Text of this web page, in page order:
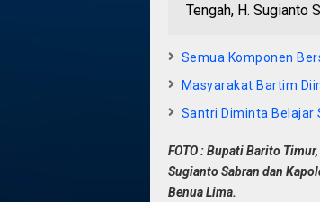
Tengah, H. Sugianto
Semua Komponen
Masyarakat Bartim
Santri Diminta Belajar
FOTO : Bupati Barito
Sugianto Sabran dan
Benua Lima.